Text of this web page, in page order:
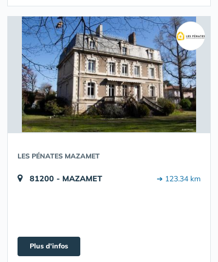
LES PÉNATES MAZAMET
81200 - MAZAMET ➔ 123.34 km
Plus d'infos